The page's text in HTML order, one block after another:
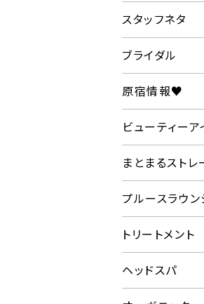
スタッフネタ
ブライダル
原宿情報♥
ビューティー
まとまるストレ
プルースラウ
トリートメント
ヘッドスパ